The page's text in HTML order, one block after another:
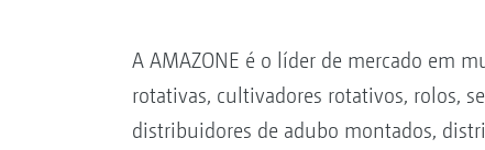
A AMAZONE é o líder de mercado em
rotativas, cultivadores rotativos, rolos,
distribuidores de adubo montados,